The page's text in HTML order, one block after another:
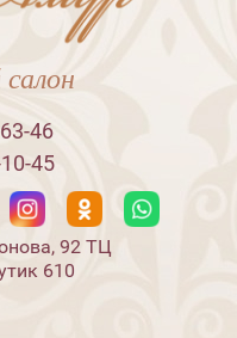
46
45
92 ТЦ
610